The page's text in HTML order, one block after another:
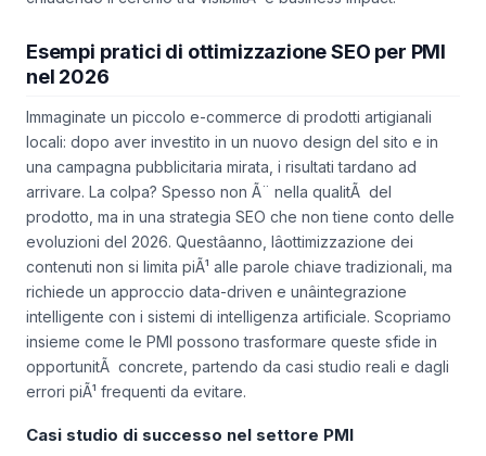
chiudendo il cerchio tra visibilitÃ e business impact.
nel 2026
Immaginate un piccolo e-commerce di prodotti artigianali
locali: dopo aver investito in un nuovo design del sito e in
una campagna pubblicitaria mirata, i risultati tardano ad
arrivare. La colpa? Spesso non Ã¨ nella qualitÃ del
prodotto, ma in una strategia SEO che non tiene conto delle
evoluzioni del 2026. Questâanno, lâottimizzazione dei
contenuti non si limita piÃ¹ alle parole chiave tradizionali, ma
richiede un approccio data-driven e unâintegrazione
intelligente con i sistemi di intelligenza artificiale. Scopriamo
insieme come le PMI possono trasformare queste sfide in
errori piÃ¹ frequenti da evitare.